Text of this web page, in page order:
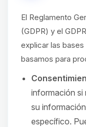
El Reglamento
(GDPR) y el
explicar las
basamos para
información si
su
específico.